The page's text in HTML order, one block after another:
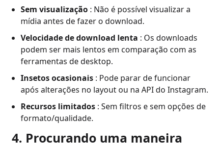
Sem visualização : Não é possível visualizar a
mídia antes de fazer o download.
Velocidade de download lenta : Os downloads
podem ser mais lentos em comparação com as
ferramentas de desktop.
Insetos ocasionais : Pode parar de funcionar
após alterações no layout ou na API do Instagram.
Recursos limitados : Sem filtros e sem opções de
formato/qualidade.
4. Procurando uma maneira